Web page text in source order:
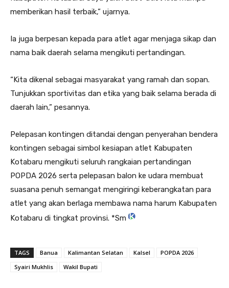
memberikan hasil terbaik,” ujarnya.
Ia juga berpesan kepada para atlet agar menjaga sikap dan
nama baik daerah selama mengikuti pertandingan.
“Kita dikenal sebagai masyarakat yang ramah dan sopan.
Tunjukkan sportivitas dan etika yang baik selama berada di
daerah lain,” pesannya.
Pelepasan kontingen ditandai dengan penyerahan bendera
kontingen sebagai simbol kesiapan atlet Kabupaten
Kotabaru mengikuti seluruh rangkaian pertandingan
POPDA 2026 serta pelepasan balon ke udara membuat
suasana penuh semangat mengiringi keberangkatan para
atlet yang akan berlaga membawa nama harum Kabupaten
Kotabaru di tingkat provinsi. *Sm
TAGS Banua Kalimantan Selatan Kalsel
POPDA 2026
Syairi Mukhlis
Wakil Bupati